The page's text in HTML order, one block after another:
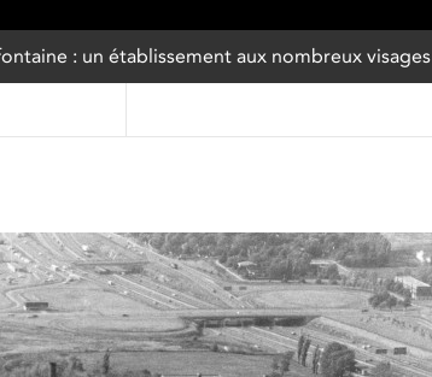
: un établissement aux nombreux visages